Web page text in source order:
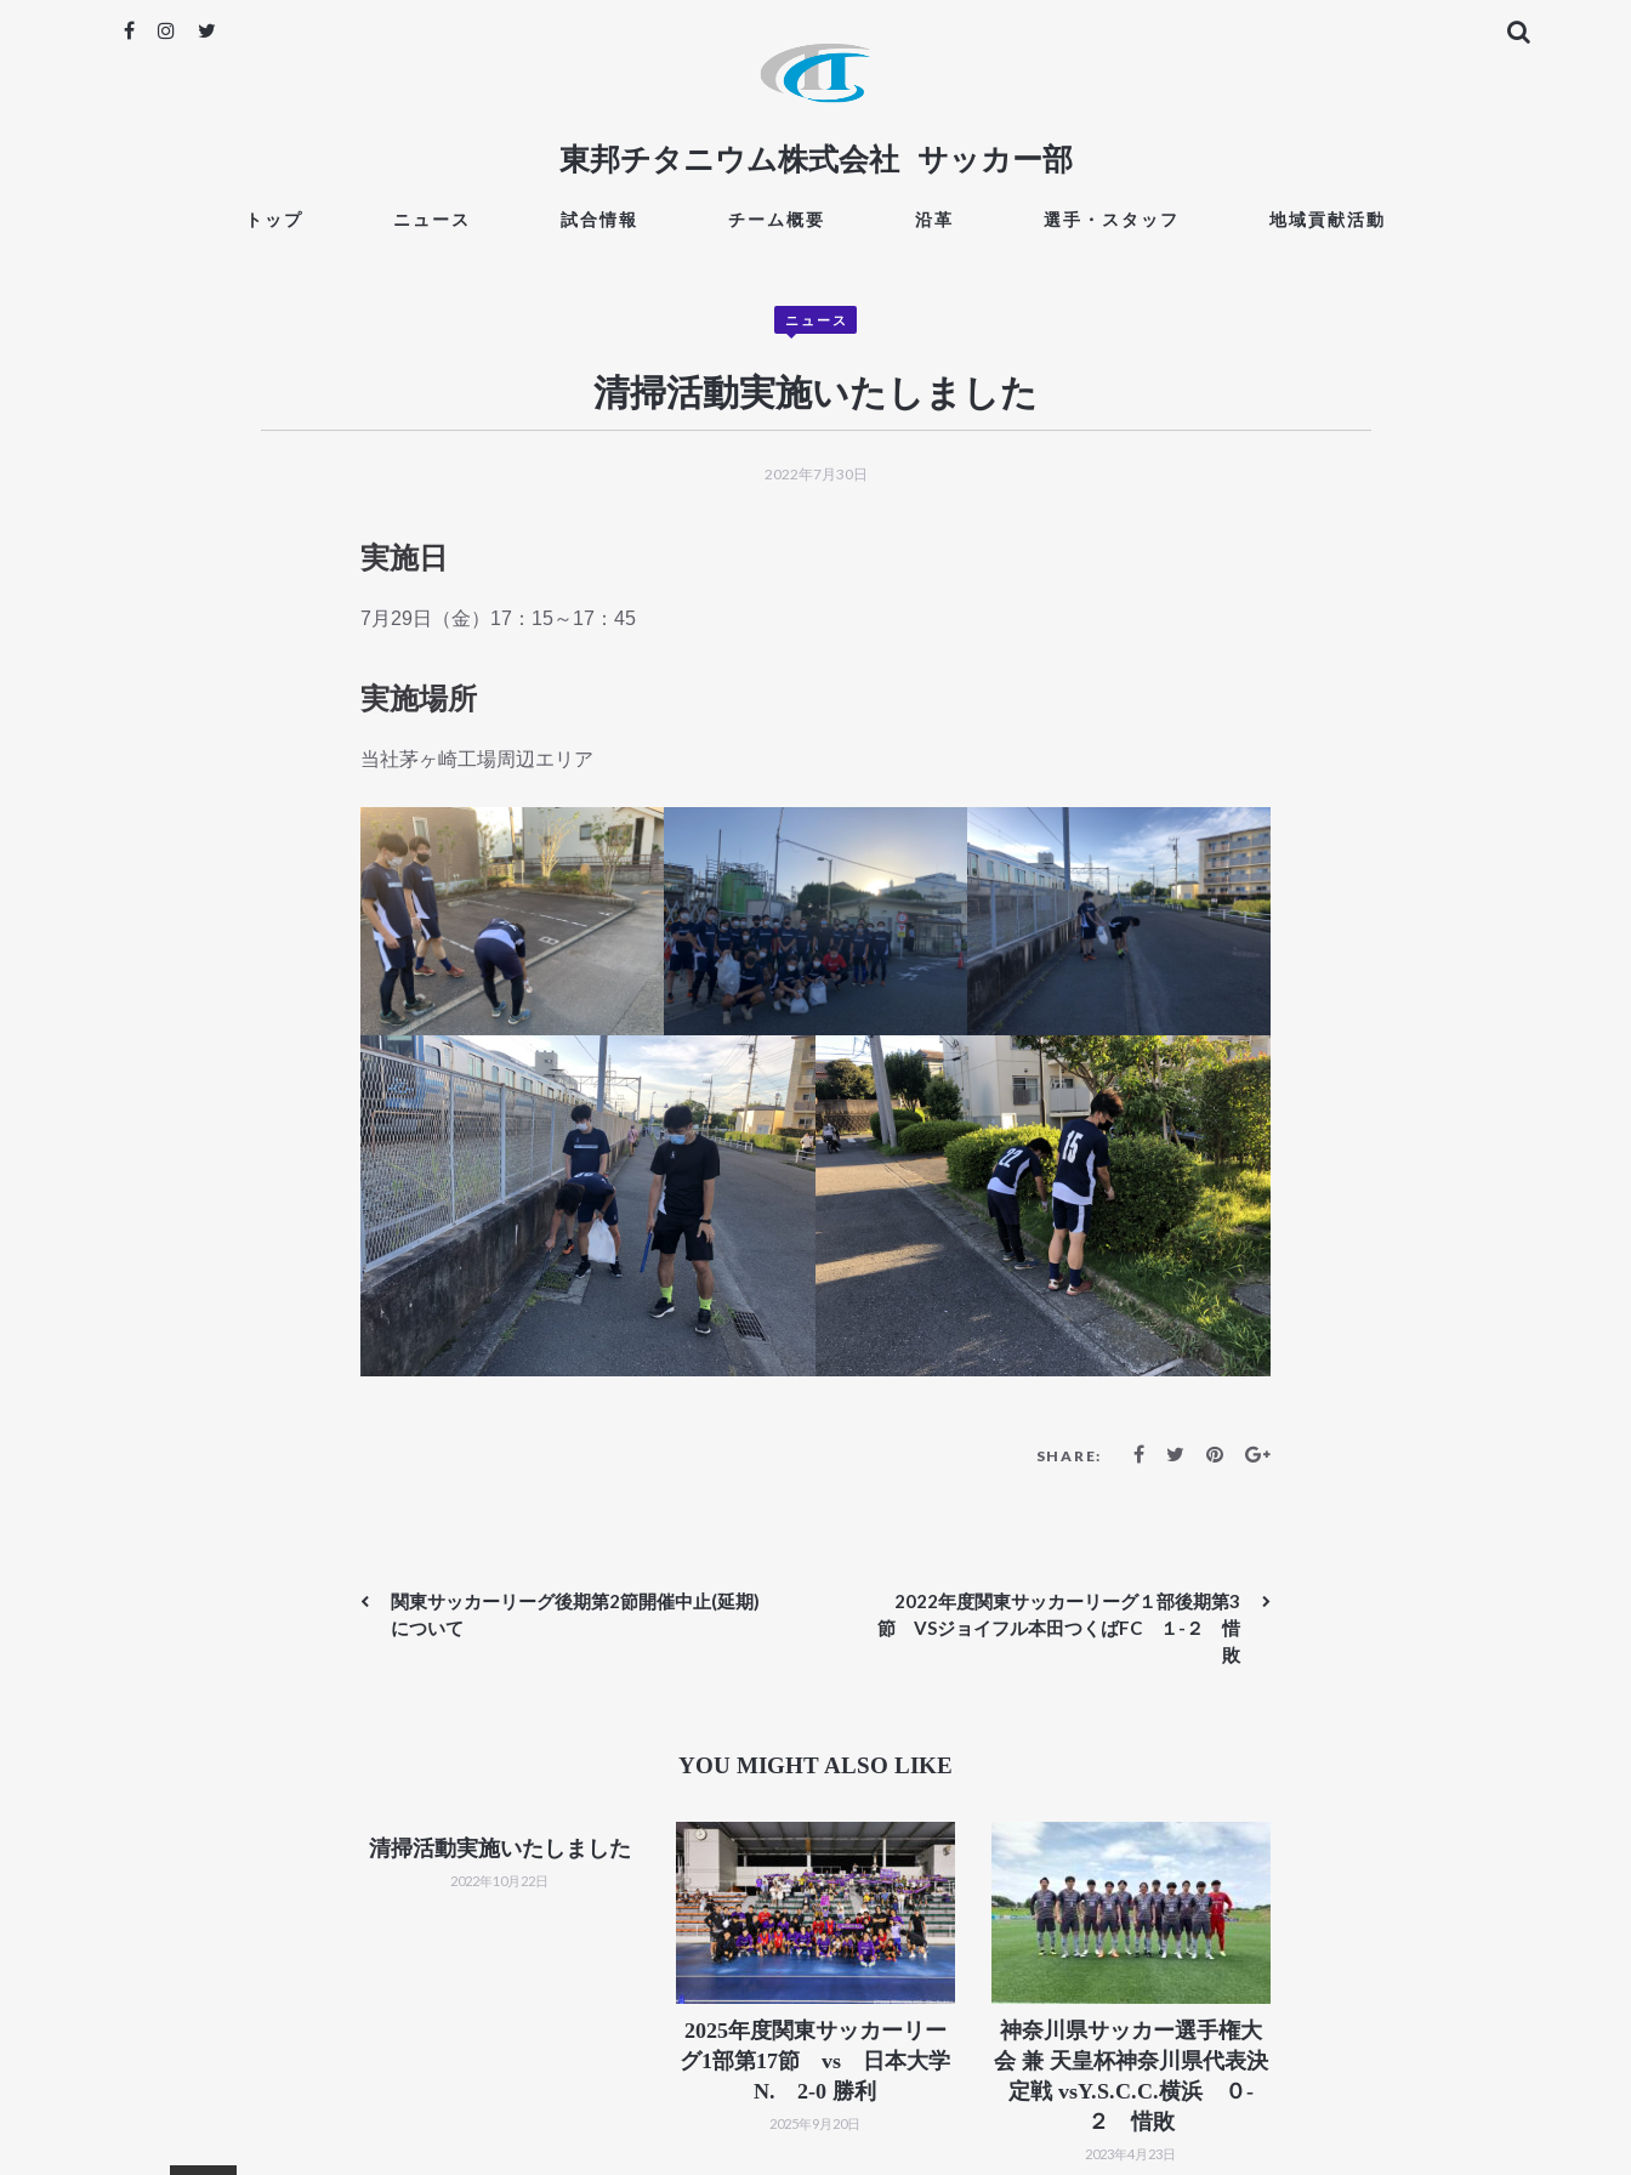
東邦チタニウム株式会社 サッカー部
トップ ニュース 試合情報 チーム概要 沿革 選手・スタッフ 地域貢献活動
ニュース
清掃活動実施いたしました
2022年7月30日
実施日
7月29日（金）17：15～17：45
実施場所
当社茅ヶ崎工場周辺エリア
SHARE:
関東サッカーリーグ後期第2節開催中止(延期)
について
2022年度関東サッカーリーグ１部後期第3
節 VSジョイフル本田つくばFC １-２ 惜
敗
YOU MIGHT ALSO LIKE
清掃活動実施いたしました
2022年10月22日
2025年度関東サッカーリー
グ1部第17節 vs 日本大学
N. 2-0 勝利
2025年9月20日
神奈川県サッカー選手権大
会 兼 天皇杯神奈川県代表決
定戦 vsY.S.C.C.横浜 ０-
２ 惜敗
2023年4月23日